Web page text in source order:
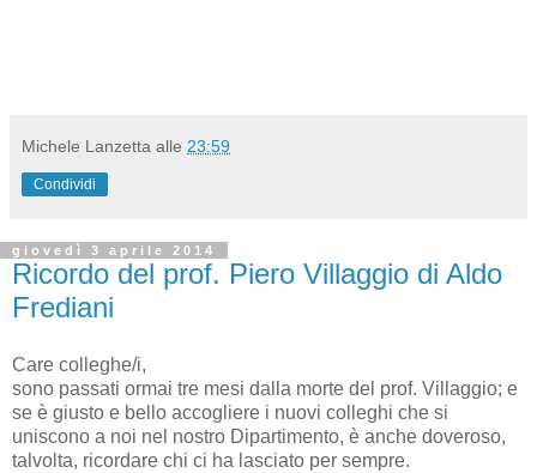
Michele Lanzetta alle 23:59
Condividi
giovedì 3 aprile 2014
Ricordo del prof. Piero Villaggio di Aldo
Frediani
Care colleghe/i,
sono passati ormai tre mesi dalla morte del prof. Villaggio; e
se è giusto e bello accogliere i nuovi colleghi che si
uniscono a noi nel nostro Dipartimento, è anche doveroso,
talvolta, ricordare chi ci ha lasciato per sempre.